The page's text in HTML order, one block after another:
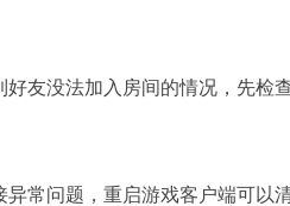
友没法加入房间的情况，先检
常问题，重启游戏客户端可以